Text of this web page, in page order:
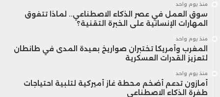
منذ يوم واحد
سوق العمل في عصر الذكاء الاصطناعي.. لماذا تتفوق
المهارات الإنسانية على الخبرة التقنية؟
منذ يوم واحد
المغرب وأمريكا تختبران صواريخ بعيدة المدى في طانطان
لتعزيز القدرات العسكرية
منذ يوم واحد
أمازون تدعم أضخم محطة غاز أميركية لتلبية احتياجات
طفرة الذكاء الاصطناعي